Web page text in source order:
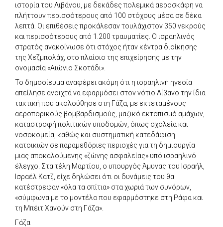
ιστορία του Λιβάνου, με δεκάδες πολεμικά αεροσκάφη να
πλήττουν περισσότερους από 100 στόχους μέσα σε δέκα
λεπτά. Οι επιθέσεις προκάλεσαν τουλάχιστον 350 νεκρούς
και περισσότερους από 1.200 τραυματίες. Ο ισραηλινός
στρατός ανακοίνωσε ότι στόχος ήταν κέντρα διοίκησης
της Χεζμπολάχ, στο πλαίσιο της επιχείρησης με την
ονομασία «Αιώνιο Σκοτάδι».
Το δημοσίευμα αναφέρει ακόμη ότι η ισραηλινή ηγεσία
απείλησε ανοιχτά να εφαρμόσει στον νότιο Λίβανο την ίδια
τακτική που ακολούθησε στη Γάζα, με εκτεταμένους
αεροπορικούς βομβαρδισμούς, μαζικό εκτοπισμό αμάχων,
καταστροφή πολιτικών υποδομών, όπως σχολεία και
νοσοκομεία, καθώς και συστηματική κατεδάφιση
κατοικιών σε παραμεθόριες περιοχές για τη δημιουργία
μιας αποκαλούμενης «ζώνης ασφαλείας» υπό ισραηλινό
έλεγχο. Στα τέλη Μαρτίου, ο υπουργός Άμυνας του Ισραήλ,
Ισραέλ Κατζ, είχε δηλώσει ότι οι δυνάμεις του θα
κατέστρεφαν «όλα τα σπίτια» στα χωριά των συνόρων,
«σύμφωνα με το μοντέλο που εφαρμόστηκε στη Ράφα και
τη Μπέιτ Χανούν στη Γάζα».
Γάζα